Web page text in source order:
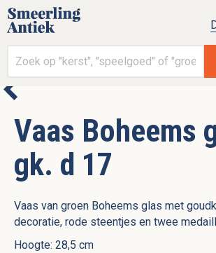
Vaas Boheems
gk. d 17
Vaas van groen Boheems glas met
decoratie, rode steentjes en twee
Hoogte: 28,5 cm